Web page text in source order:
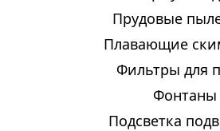
Прудовые
Плавающие
Фильтры для
Фонтаны
Подсветка